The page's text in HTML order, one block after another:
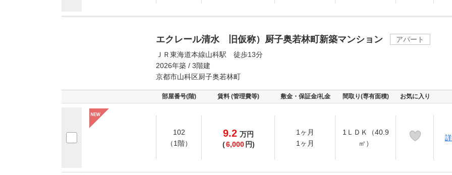
エクレール清水 旧仮称）厨子奥若林町新築マンション
アパート
ＪＲ東海道本線山科駅 徒歩13分
2026年築 / 3階建
京都市山科区厨子奥若林町
部屋番号(階) 賃料 (管理費等) 敷金・保証金/礼金 間取り(専有面積) お気に入り
102
（1階）
9.2 万円
(6,000 円)
1ヶ月
1ヶ月
1ＬＤＫ（40.9
㎡）